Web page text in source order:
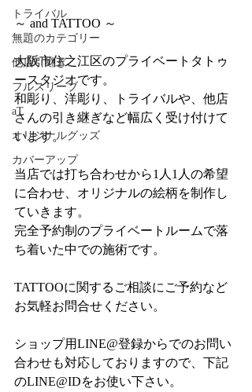
トライバル
無題のカテゴリー
他店引継ぎ
フルスリーブ
aT
オリジナルグッズ
カバーアップ
～ and TATTOO ～
大阪市住之江区のプライベートタトゥ
ースタジオです。
和彫り、洋彫り、トライバルや、他店
さんの引き継ぎなど幅広く受け付けて
います。
当店では打ち合わせから1人1人の希望
に合わせ、オリジナルの絵柄を制作し
ていきます。
完全予約制のプライベートルームで落
ち着いた中での施術です。
TATTOOに関するご相談にご予約など
お気軽お問合せください。
ショップ用LINE@登録からでのお問い
合わせも対応しておりますので、下記
のLINE@IDをお使い下さい。